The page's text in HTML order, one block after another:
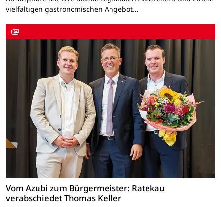
vielfältigen gastronomischen Angebot…
Vom Azubi zum Bürgermeister: Ratekau
verabschiedet Thomas Keller